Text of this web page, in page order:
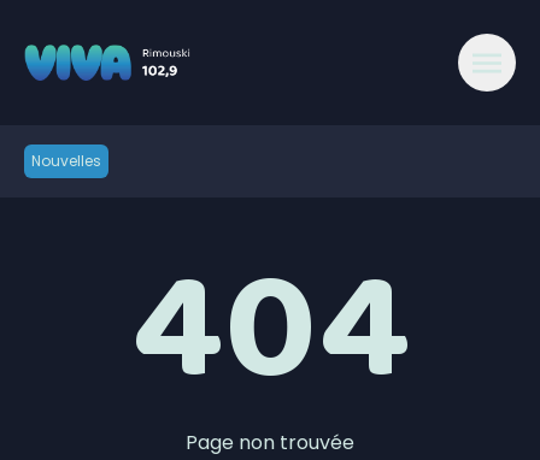
Nouvelles
404
Page non trouvée